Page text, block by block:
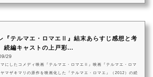
『テルマエ・ロマエⅡ』結末あらすじ感想と考
続編キャストの上戸彩...
29
にしたコメディ映画『テルマエ・ロマエⅡ』映画『テルマエ・ロマ
マザキマリの原作を映画化した『テルマエ・ロマエ』（2012）の続